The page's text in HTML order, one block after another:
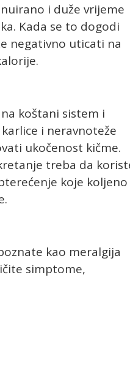
i duže vrijeme
Kada se to dogodi
negativno uticati na
koštani sistem i
i neravnoteže
ukočenost kičme.
treba da
koje koljeno
kao meralgija
simptome,